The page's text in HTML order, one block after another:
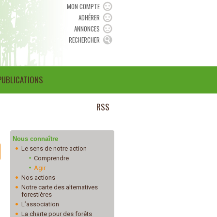
MON COMPTE
ADHÉRER
ANNONCES
RECHERCHER
RSS
Nous connaître
Le sens de notre action
Comprendre
Agir
Nos actions
Notre carte des alternatives
forestières
L’association
La charte pour des forêts